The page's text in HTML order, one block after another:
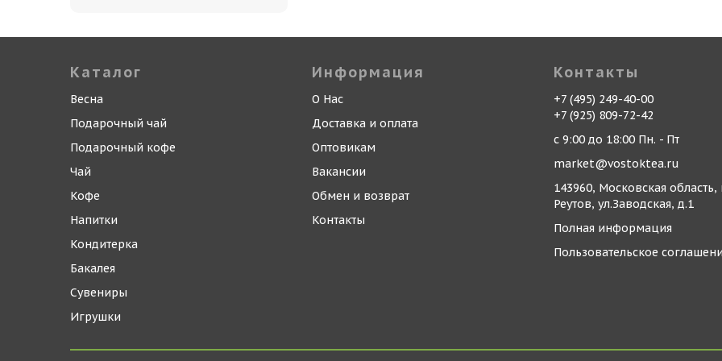
Каталог
Весна
Подарочный чай
Подарочный кофе
Чай
Кофе
Напитки
Кондитерка
Бакалея
Сувениры
Игрушки
Информация
О Нас
Доставка и оплата
Оптовикам
Вакансии
Обмен и возврат
Контакты
Контакты
+7 (495) 249-40-00
+7 (925) 809-72-42
с 9:00 до 18:00 Пн. - Пт
market@vostoktea.ru
143960, Московская область,
Реутов, ул.Заводская, д.1
Полная информация
Пользовательское